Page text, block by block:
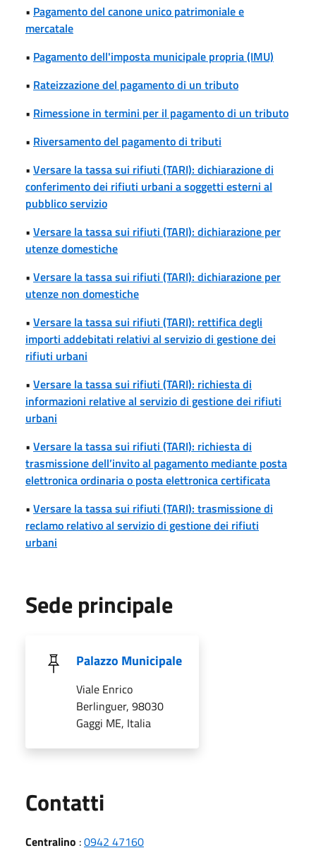
• Pagamento del canone unico patrimoniale e
mercatale
• Pagamento dell'imposta municipale propria (IMU)
• Rateizzazione del pagamento di un tributo
• Rimessione in termini per il pagamento di un tributo
• Riversamento del pagamento di tributi
• Versare la tassa sui rifiuti (TARI): dichiarazione di
conferimento dei rifiuti urbani a soggetti esterni al
pubblico servizio
• Versare la tassa sui rifiuti (TARI): dichiarazione per
utenze domestiche
• Versare la tassa sui rifiuti (TARI): dichiarazione per
utenze non domestiche
• Versare la tassa sui rifiuti (TARI): rettifica degli
importi addebitati relativi al servizio di gestione dei
rifiuti urbani
• Versare la tassa sui rifiuti (TARI): richiesta di
informazioni relative al servizio di gestione dei rifiuti
urbani
• Versare la tassa sui rifiuti (TARI): richiesta di
trasmissione dell’invito al pagamento mediante posta
elettronica ordinaria o posta elettronica certificata
• Versare la tassa sui rifiuti (TARI): trasmissione di
reclamo relativo al servizio di gestione dei rifiuti
urbani
Sede principale
Palazzo Municipale
Viale Enrico
Berlinguer, 98030
Gaggi ME, Italia
Contatti
Centralino :0942 47160